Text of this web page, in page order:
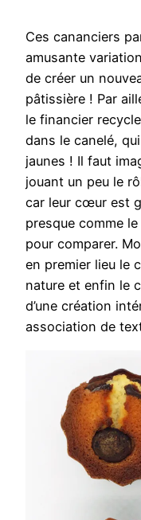
Ces cananciers
amusante
de créer un
pâtissière ! Par
le financier
dans le canelé,
jaunes ! Il faut
jouant un peu le
car leur cœur est
presque comme
pour comparer.
en premier lieu le
nature et enfin le
d’une création
association de